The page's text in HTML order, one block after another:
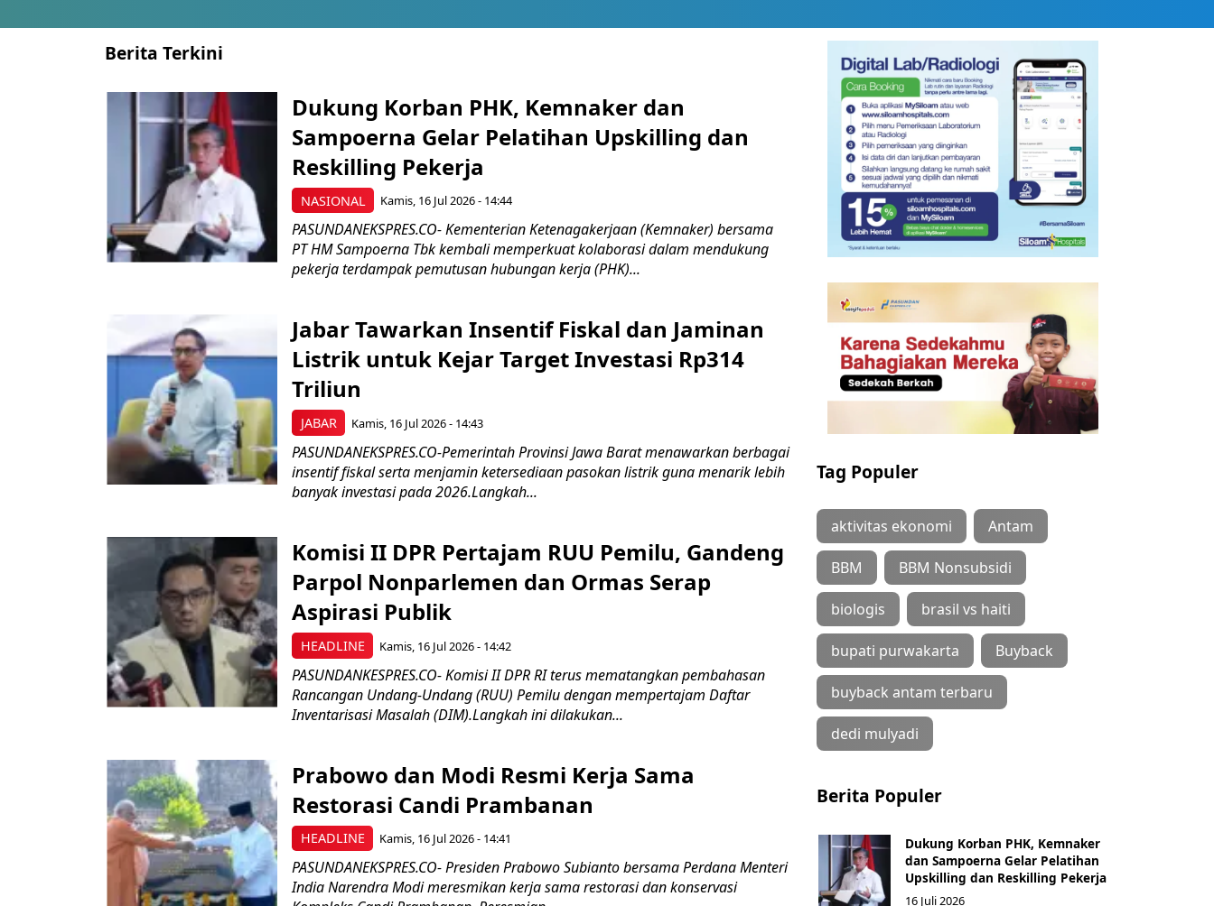
Berita Terkini
NASIONAL
Dukung Korban PHK, Kemnaker dan
Sampoerna Gelar Pelatihan Upskilling dan
Reskilling Pekerja
Kamis, 16 Jul 2026 - 14:44
PASUNDANEKSPRES.CO- Kementerian Ketenagakerjaan (Kemnaker) bersama
PT HM Sampoerna Tbk kembali memperkuat kolaborasi dalam mendukung
pekerja terdampak pemutusan hubungan kerja (PHK)...
JABAR
Jabar Tawarkan Insentif Fiskal dan Jaminan
Listrik untuk Kejar Target Investasi Rp314
Triliun
Kamis, 16 Jul 2026 - 14:43
PASUNDANEKSPRES.CO-Pemerintah Provinsi Jawa Barat menawarkan berbagai
insentif fiskal serta menjamin ketersediaan pasokan listrik guna menarik lebih
banyak investasi pada 2026.Langkah...
HEADLINE
Komisi II DPR Pertajam RUU Pemilu, Gandeng
Parpol Nonparlemen dan Ormas Serap
Aspirasi Publik
Kamis, 16 Jul 2026 - 14:42
PASUNDANKESPRES.CO- Komisi II DPR RI terus mematangkan pembahasan
Rancangan Undang-Undang (RUU) Pemilu dengan mempertajam Daftar
Inventarisasi Masalah (DIM).Langkah ini dilakukan...
HEADLINE
Prabowo dan Modi Resmi Kerja Sama
Restorasi Candi Prambanan
Kamis, 16 Jul 2026 - 14:41
PASUNDANEKSPRES.CO- Presiden Prabowo Subianto bersama Perdana Menteri
India Narendra Modi meresmikan kerja sama restorasi dan konservasi
Tag Populer
aktivitas ekonomi Antam
BBM BBM Nonsubsidi
biologis brasil vs haiti
bupati purwakarta Buyback
buyback antam terbaru
dedi mulyadi
Berita Populer
Dukung Korban PHK, Kemnaker
dan Sampoerna Gelar Pelatihan
Upskilling dan Reskilling Pekerja
16 Juli 2026